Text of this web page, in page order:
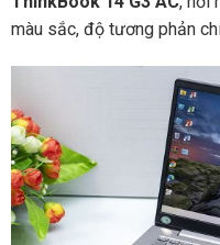
màu sắc, độ tương phản